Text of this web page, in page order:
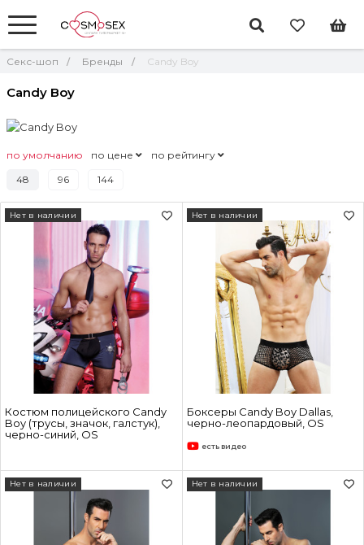
Секс-шоп Бренды Candy Boy
Candy Boy
по умолчанию по цене
по рейтингу
48
96 144
Костюм полицейского Candy
Boy (трусы, значок, галстук),
черно-синий, OS
Нет в наличии
Боксеры Candy Boy Dallas,
черно-леопардовый, OS
Нет в наличии
есть видео
Нет в наличии Нет в наличии